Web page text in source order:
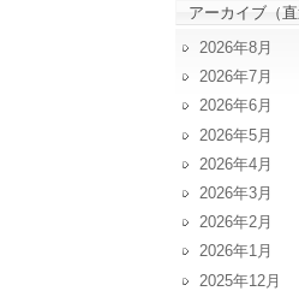
アーカイブ（直
2026年8月
2026年7月
2026年6月
2026年5月
2026年4月
2026年3月
2026年2月
2026年1月
2025年12月